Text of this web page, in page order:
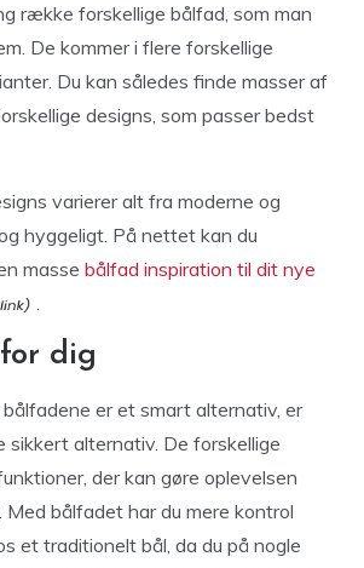
række forskellige bålfad, som man
De kommer i flere forskellige
Du kan således finde masser af
designs, som passer bedst
varierer alt fra moderne og
hyggeligt. På nettet kan du
masse bålfad inspiration til dit nye
.
dig
er et smart alternativ, er
sikkert alternativ. De forskellige
der kan gøre oplevelsen
Med bålfadet har du mere kontrol
et traditionelt bål, da du på nogle